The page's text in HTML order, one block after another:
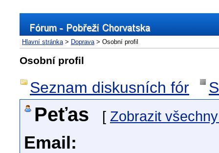
Hlavní stránka> Doprava> Osobní profil
Osobní profil
Seznam diskusních fór
Peťas [ Zobrazit
Email: